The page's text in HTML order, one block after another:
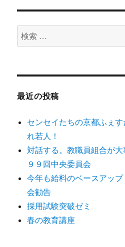
ン
検
索
象:
最近の投稿
センセイたちの京都ふぇ
れ若人！
対話する。教職員組合が
９９回中央委員会
今年も給料のベースアッ
会勧告
採用試験突破ゼミ
春の教育講座